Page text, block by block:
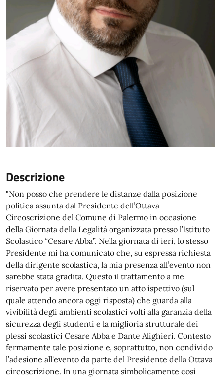
Descrizione
"Non posso che prendere le distanze dalla posizione
politica assunta dal Presidente dell’Ottava
Circoscrizione del Comune di Palermo in occasione
della Giornata della Legalità organizzata presso l’Istituto
Scolastico “Cesare Abba”. Nella giornata di ieri, lo stesso
Presidente mi ha comunicato che, su espressa richiesta
della dirigente scolastica, la mia presenza all’evento non
sarebbe stata gradita. Questo il trattamento a me
riservato per avere presentato un atto ispettivo (sul
quale attendo ancora oggi risposta) che guarda alla
vivibilità degli ambienti scolastici volti alla garanzia della
sicurezza degli studenti e la miglioria strutturale dei
plessi scolastici Cesare Abba e Dante Alighieri. Contesto
fermamente tale posizione e, soprattutto, non condivido
l’adesione all'evento da parte del Presidente della Ottava
circoscrizione. In una giornata simbolicamente così